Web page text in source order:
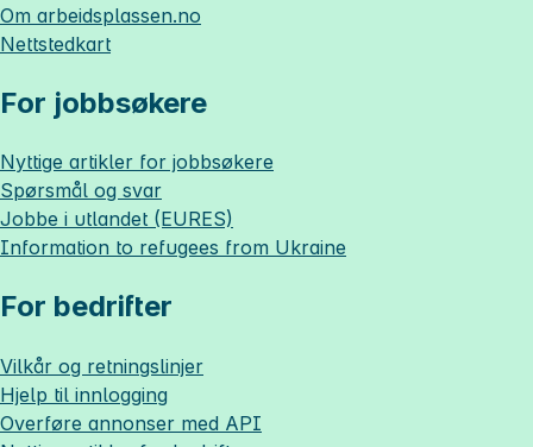
Om arbeidsplassen.no
Nettstedkart
For jobbsøkere
Nyttige artikler for jobbsøkere
Spørsmål og svar
Jobbe i utlandet (EURES)
Information to refugees from Ukraine
For bedrifter
Vilkår og retningslinjer
Hjelp til innlogging
Overføre annonser med API